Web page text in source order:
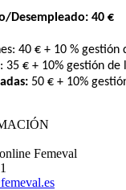
Desempleado: 40 €
40 € + 10 %
35 € + 10% gestión
50 € + 10%
Femeval